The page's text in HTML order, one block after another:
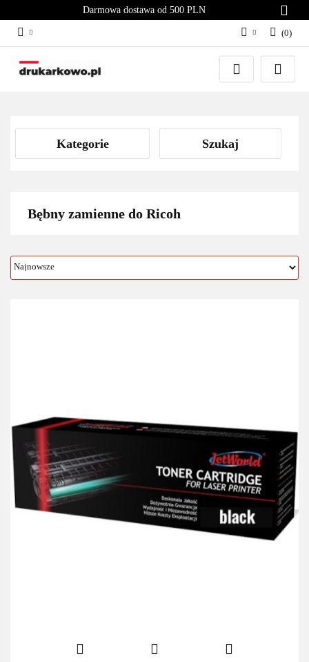
Darmowa dostawa od 500 PLN
Zaloguj się
Załóż konto
(0)
Kategorie Szukaj
Bębny zamienne do Ricoh